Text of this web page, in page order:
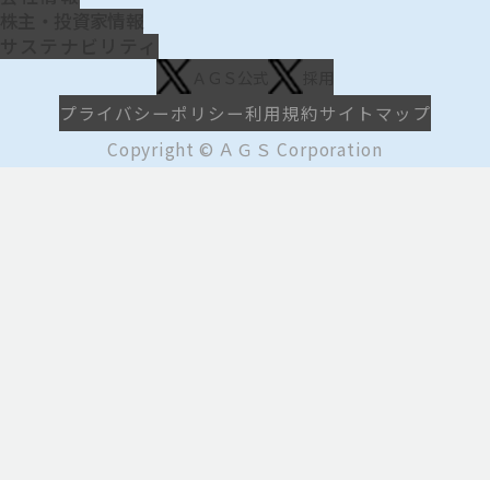
株主・投資家情報
プライバシーポリシー利用規約サイトマップ
Copyright © ＡＧＳ Corporation